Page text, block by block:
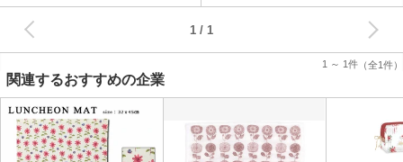
1 ～ 1件 （全1件）
1
関連するおすすめの企業